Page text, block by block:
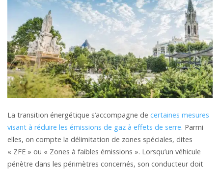
La transition énergétique s’accompagne de certaines mesures
visant à réduire les émissions de gaz à effets de serre. Parmi
elles, on compte la délimitation de zones spéciales, dites
« ZFE » ou « Zones à faibles émissions ». Lorsqu’un véhicule
pénètre dans les périmètres concernés, son conducteur doit